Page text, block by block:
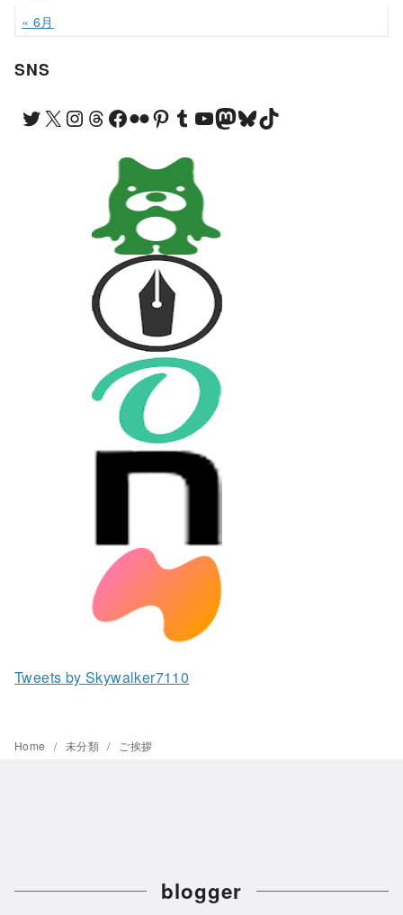
« 6月
SNS
Twitter X Instagram Threads Facebook Flickr Pinterest Tumblr YouTube Mastodon Bluesky TikTok
Tweets by Skywalker7110
Home 未分類 ご挨拶
blogger